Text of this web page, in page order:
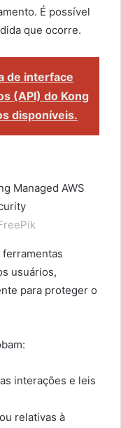
É possível
que ocorre.
de interface
(API) do Kong
disponíveis.
ferramentas
usuários,
para proteger o
interações e leis
relativas à